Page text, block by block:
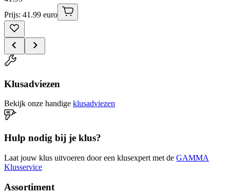
Prijs: 41.99 euro
Klusadviezen
Bekijk onze handige klusadviezen
Hulp nodig bij je klus?
Laat jouw klus uitvoeren door een klusexpert met de GAMMA
Klusservice
Assortiment